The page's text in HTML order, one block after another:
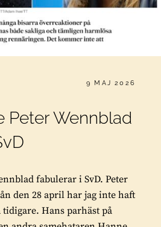
PUBLICERAT
9 MAJ 2026
Peter Wennblad
fabulerar i SvD. Peter
den 28 april har jag inte haft
Hans parhäst på